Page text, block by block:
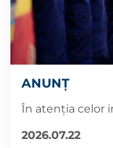
ANUNȚ
În atenția celor
2026.07.22